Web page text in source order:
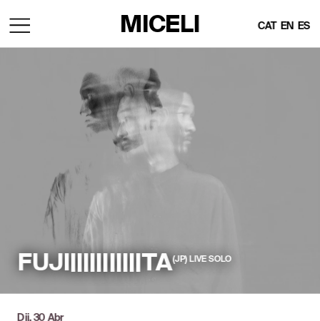
FUJI|||||||||||TA(JP)  LIVE  SOLO
MICELI CAT EN ES
Dij, 30 Abr